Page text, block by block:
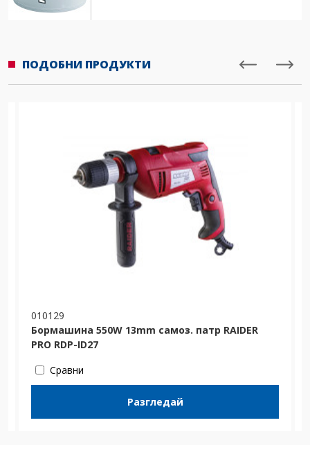
ПОДОБНИ ПРОДУКТИ
010129
Бормашина 550W 13mm самоз. патр RAIDER
PRO RDP-ID27
Сравни
Разгледай